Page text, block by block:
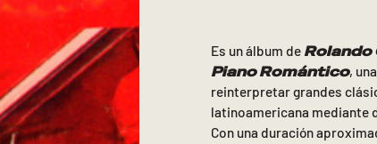
Es un álbum de Rolando
Piano Romántico,
reinterpretar grandes
latinoamericana mediante
Con una duración